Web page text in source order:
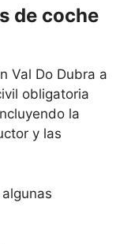
de coche
Val Do Dubra a
obligatoria
la
y las